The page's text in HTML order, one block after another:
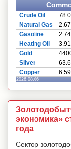
Crude Oil
Natural Gas
2.67
Gasoline
2.74
Heating Oil
3.91
Gold
Silver
Copper
6.59
2026.08.06
экономика»
года
Сектор